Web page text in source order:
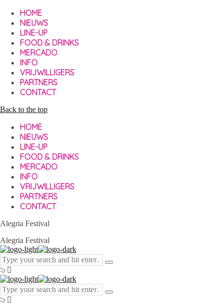
HOME
NIEUWS
LINE-UP
FOOD & DRINKS
MERCADO
INFO
VRIJWILLIGERS
PARTNERS
CONTACT
Back to the top
HOME
NIEUWS
LINE-UP
FOOD & DRINKS
MERCADO
INFO
VRIJWILLIGERS
PARTNERS
CONTACT
Alegria Festival
Alegria Festival